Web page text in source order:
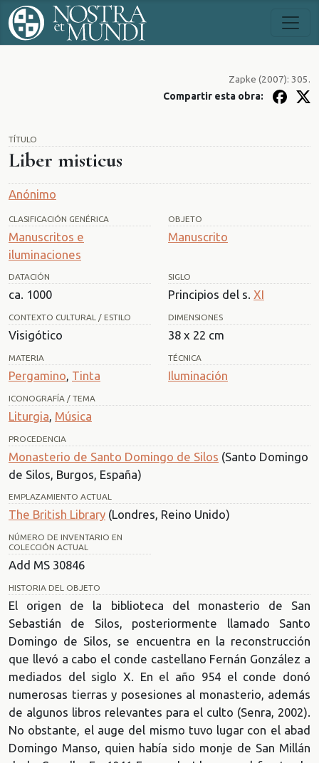
TÍTULO
Liber misticus
Anónimo
CLASIFICACIÓN GENÉRICA
Manuscritos e
iluminaciones
OBJETO
Manuscrito
DATACIÓN
ca. 1000
SIGLO
Principios del s. XI
CONTEXTO CULTURAL / ESTILO
Visigótico
DIMENSIONES
38 x 22 cm
MATERIA
Pergamino, Tinta
TÉCNICA
Iluminación
ICONOGRAFÍA / TEMA
Liturgia Música
PROCEDENCIA
Monasterio de Santo Domingo de Silos (Santo Domingo
de Silos, Burgos, España)
EMPLAZAMIENTO ACTUAL
The British Library (Londres, Reino Unido)
NÚMERO DE INVENTARIO EN
COLECCIÓN ACTUAL
Add MS 30846
HISTORIA DEL OBJETO
El origen de la biblioteca del monasterio de San
Sebastián de Silos, posteriormente llamado Santo
Domingo de Silos, se encuentra en la reconstrucción
que llevó a cabo el conde castellano Fernán González a
mediados del siglo X. En el año 954 el conde donó
numerosas tierras y posesiones al monasterio, además
de algunos libros relevantes para el culto (Senra, 2002).
No obstante, el auge del mismo tuvo lugar con el abad
Domingo Manso, quien había sido monje de San Millán
Zapke (2007): 305.
Compartir esta obra: